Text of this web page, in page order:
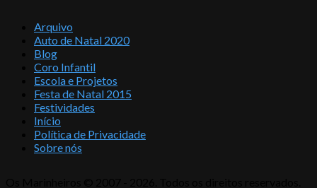
Arquivo
Auto de Natal 2020
Blog
Coro Infantil
Escola e Projetos
Festa de Natal 2015
Festividades
Início
Política de Privacidade
Sobre nós